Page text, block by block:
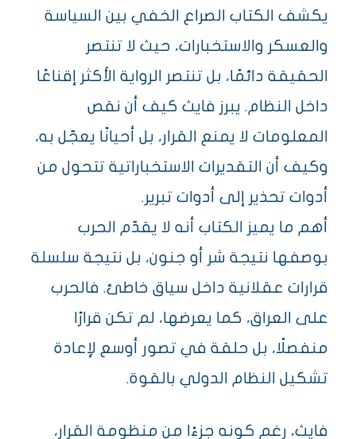
يكشف الكتاب الصراع الخفي بين السياسة
والعسكر والاستخبارات، حيث لا تنتصر
الحقيقة دائمًا، بل تنتصر الرواية الأكثر إقناعًا
داخل النظام. يبرز فايث كيف أن نقص
المعلومات لا يمنع القرار، بل أحيانًا يعجّل به،
وكيف أن التقديرات الاستخباراتية تتحول من
أدوات تحذير إلى أدوات تبرير.
أهم ما يميز الكتاب أنه لا يقدّم الحرب
بوصفها نتيجة شر أو جنون، بل نتيجة سلسلة
قرارات عقلانية داخل سياق خاطئ. فالحرب
على العراق، كما يعرضها، لم تكن قرارًا
منفصلًا، بل حلقة في تصور أوسع لإعادة
تشكيل النظام الدولي بالقوة.
فايث، رغم كونه جزءًا من منظومة القرار،